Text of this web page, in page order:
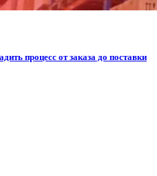
процесс от заказа до поставки